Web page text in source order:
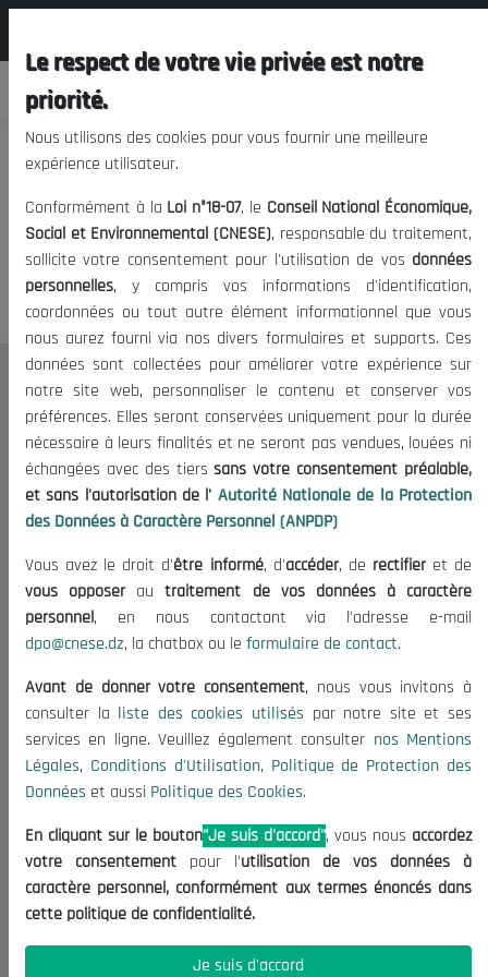
Nous vous prions de nous
excuser, mais l'accès à ce
contenu est restreint.
Le CNESE
A Propos
Le président
Organisation
Publications
Informations utiles
Appels d'offres et Consultations
Mentions Légales
Conditions d'Utilisation
Politique de Protection des Données
Politique des Cookies
Nous Contacter
(+213) 021 98 01 00|01|02
contact@cnese.dz
Suggestions ou Initiatives ?
Newsletter
dernières nouvelles.
Le respect de votre vie privée est notre
priorité.
Nous utilisons des cookies pour vous fournir une meilleure
expérience utilisateur.
Conformément à la Loi n°18-07, le Conseil National Économique,
Social et Environnemental (CNESE), responsable du traitement,
sollicite votre consentement pour l'utilisation de vos données
personnelles, y compris vos informations d'identification,
coordonnées ou tout autre élément informationnel que vous
nous aurez fourni via nos divers formulaires et supports. Ces
données sont collectées pour améliorer votre expérience sur
notre site web, personnaliser le contenu et conserver vos
préférences. Elles seront conservées uniquement pour la durée
nécessaire à leurs finalités et ne seront pas vendues, louées ni
échangées avec des tierssans votre consentement préalable,
et sans l'autorisation de l' Autorité Nationale de la Protection
des Données à Caractère Personnel (ANPDP)
Vous avez le droit d'être informé, d'accéder, de rectifieret de
vous opposerautraitement de vos données à caractère
personnel, en nous contactant via l'adresse e-mail
dpo@cnese.dz, la chatbox ou le formulaire de contact.
Avant de donner votre consentement, nous vous invitons à
consulter la liste des cookies utilisés par notre site et ses
services en ligne. Veuillez également consulter nos Mentions
Légales, Conditions d'Utilisation, Politique de Protection des
Données et aussi Politique des Cookies.
En cliquant sur le bouton"Je suis d'accord", vous nous accordez
votre consentement pour l'utilisation de vos données à
caractère personnel, conformément aux termes énoncés dans
cette politique de confidentialité.
Je suis d'accord